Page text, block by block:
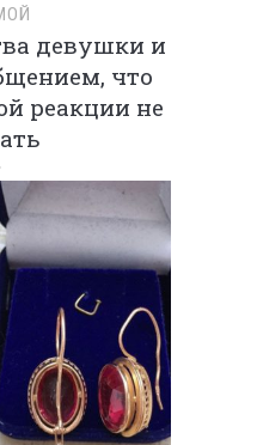
девушки и
что
реакции не